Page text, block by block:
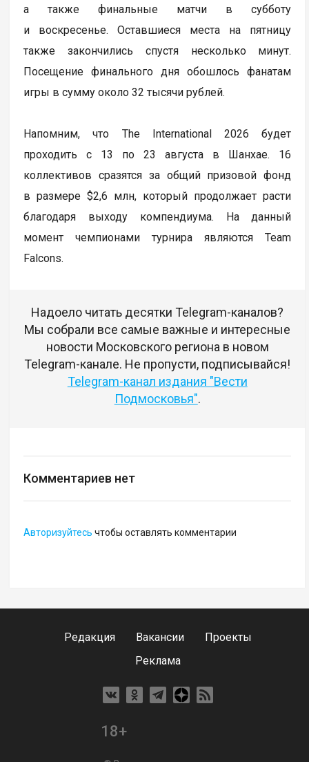
а также финальные матчи в субботу
и воскресенье. Оставшиеся места на пятницу
также закончились спустя несколько минут.
Посещение финального дня обошлось фанатам
игры в сумму около 32 тысячи рублей.
Напомним, что The International 2026 будет
проходить с 13 по 23 августа в Шанхае. 16
коллективов сразятся за общий призовой фонд
в размере $2,6 млн, который продолжает расти
благодаря выходу компендиума. На данный
момент чемпионами турнира являются Team
Falcons.
Надоело читать десятки Telegram-каналов?
Мы собрали все самые важные и интересные
новости Московского региона в новом
Telegram-канале. Не пропусти, подписывайся!
Telegram-канал издания "Вести
Подмосковья".
Комментариев нет
Авторизуйтесь чтобы оставлять комментарии
Редакция Вакансии
Проекты
Реклама
18+